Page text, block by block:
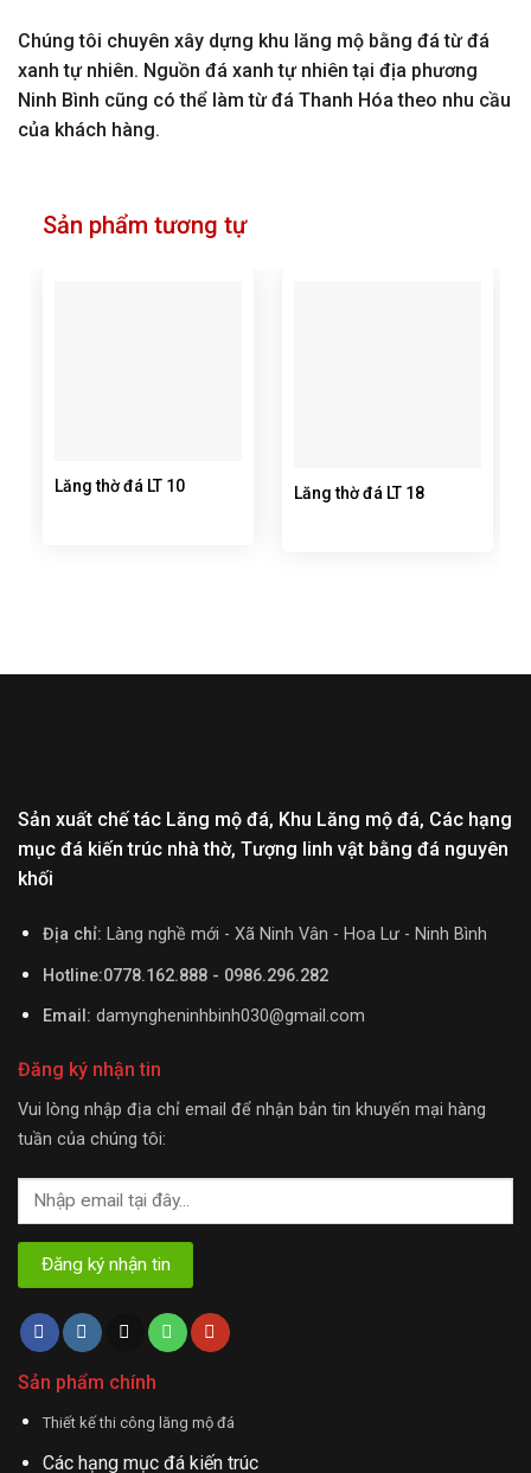
Chúng tôi chuyên xây dựng khu lăng mộ bằng đá từ đá
xanh tự nhiên. Nguồn đá xanh tự nhiên tại địa phương
Ninh Bình cũng có thể làm từ đá Thanh Hóa theo nhu cầu
của khách hàng.
Sản phẩm tương tự
Lăng thờ đá LT 10 Lăng thờ đá LT 18
Sản xuất chế tác Lăng mộ đá, Khu Lăng mộ đá, Các hạng
mục đá kiến trúc nhà thờ, Tượng linh vật bằng đá nguyên
khối
Địa chỉ: Làng nghề mới - Xã Ninh Vân - Hoa Lư - Ninh Bình
Hotline:0778.162.888 - 0986.296.282
Email: damyngheninhbinh030@gmail.com
Đăng ký nhận tin
Vui lòng nhập địa chỉ email để nhận bản tin khuyến mại hàng
tuần của chúng tôi:
Sản phẩm chính
Thiết kế thi công lăng mộ đá
Các hạng mục đá kiến trúc